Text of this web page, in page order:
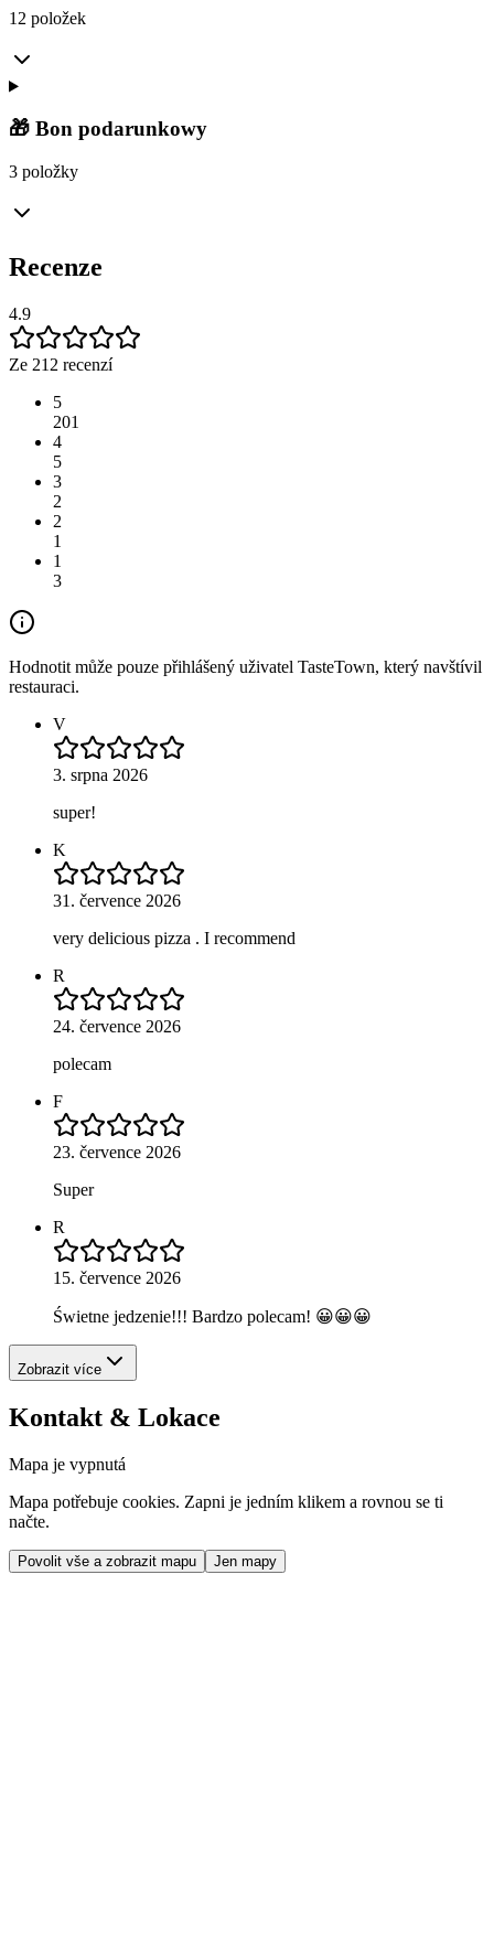
12 položek
🎁 Bon podarunkowy
3 položky
Recenze
4.9
Ze 212 recenzí
5
201
4
5
3
2
2
1
1
3
Hodnotit může pouze přihlášený uživatel TasteTown, který navštívil
restauraci.
V
3. srpna 2026
super!
K
31. července 2026
very delicious pizza . I recommend
R
24. července 2026
polecam
F
23. července 2026
Super
R
15. července 2026
Świetne jedzenie!!! Bardzo polecam! 😀😀😀
Zobrazit více
Kontakt & Lokace
Mapa je vypnutá
Mapa potřebuje cookies. Zapni je jedním klikem a rovnou se ti
načte.
Povolit vše a zobrazit mapu Jen mapy